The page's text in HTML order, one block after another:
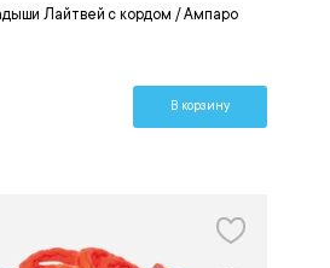
Лайтвей с кордом / Ампаро
В корзину